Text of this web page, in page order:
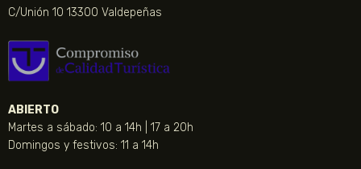
C/Unión 10 13300 Valdepeñas
ABIERTO
Martes a sábado: 10 a 14h | 17 a 20h
Domingos y festivos: 11 a 14h